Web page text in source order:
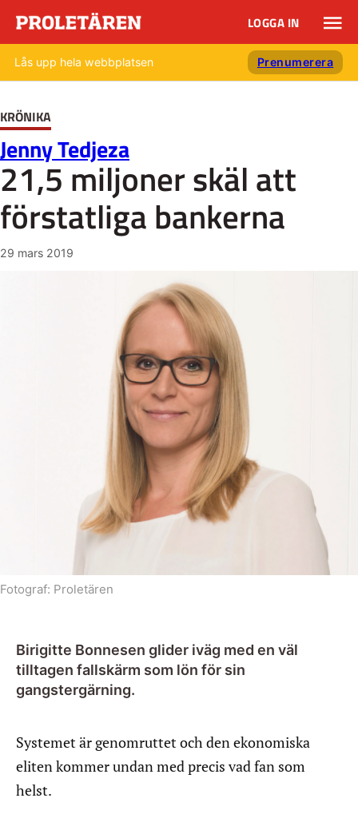
LOGGA IN
Lås upp hela webbplatsen Prenumerera
KRÖNIKA
Jenny Tedjeza
21,5 miljoner skäl att
förstatliga bankerna
29 mars 2019
Fotograf: Proletären
Birigitte Bonnesen glider iväg med en väl
tilltagen fallskärm som lön för sin
gangstergärning.
Systemet är genomruttet och den ekonomiska
eliten kommer undan med precis vad fan som
helst.